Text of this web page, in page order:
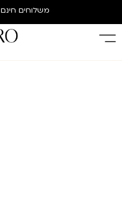
משלוחים חינם